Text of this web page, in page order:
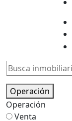
Operación
Operación
Venta